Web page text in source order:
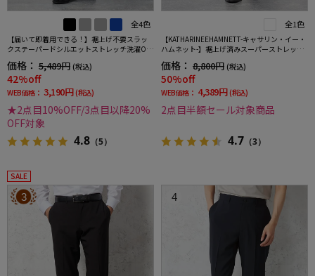
全4色
【届いて即着用できる！】裾上げ不要スラッ
クステーパードシルエットストレッチ洗濯OK
価格： 5,489円 (税込)
42%off
WEB価格： 3,190円 (税込)
★2点目10%OFF/3点目以降20%
OFF対象
4.8 （5）
全1色
【KATHARINEEHAMNETT-キャサリン・イー・
ハムネット-】裾上げ済みスーパーストレッチ
価格： 8,800円 (税込)
50%off
WEB価格： 4,389円 (税込)
2点目半額セール対象商品
4.7 （3）
SALE
3 4